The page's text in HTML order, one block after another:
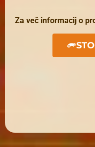
Za več informacij o